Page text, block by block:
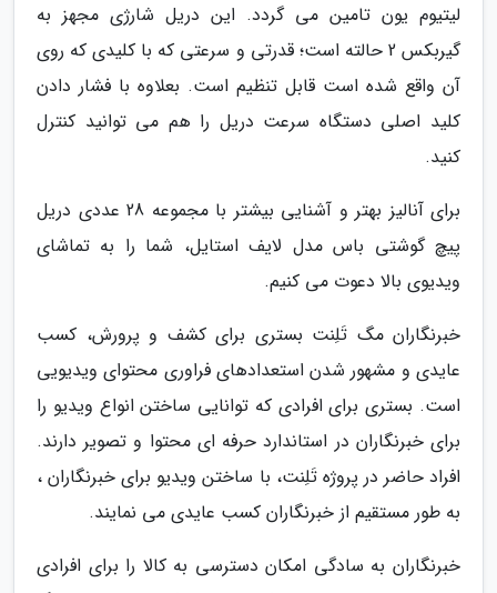
لیتیوم یون تامین می گردد. این دریل شارژی مجهز به
گیربکس 2 حالته است؛ قدرتی و سرعتی که با کلیدی که روی
آن واقع شده است قابل تنظیم است. بعلاوه با فشار دادن
کلید اصلی دستگاه سرعت دریل را هم می توانید کنترل
کنید.
برای آنالیز بهتر و آشنایی بیشتر با مجموعه 28 عددی دریل
پیچ گوشتی باس مدل لایف استایل، شما را به تماشای
ویدیوی بالا دعوت می کنیم.
خبرنگاران مگ تَلِنت بستری برای کشف و پرورش، کسب
عایدی و مشهور شدن استعدادهای فراوری محتوای ویدیویی
است. بستری برای افرادی که توانایی ساختن انواع ویدیو را
برای خبرنگاران در استاندارد حرفه ای محتوا و تصویر دارند.
افراد حاضر در پروژه تَلِنت، با ساختن ویدیو برای خبرنگاران ،
به طور مستقیم از خبرنگاران کسب عایدی می نمایند.
خبرنگاران به سادگی امکان دسترسی به کالا را برای افرادی